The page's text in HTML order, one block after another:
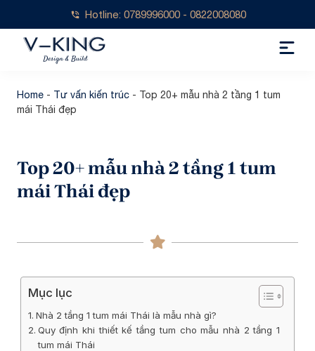
Hotline: 0789996000 - 0822008080
Home - Tư vấn kiến trúc - Top 20+ mẫu nhà 2 tầng 1 tum
mái Thái đẹp
Top 20+ mẫu nhà 2 tầng 1 tum
mái Thái đẹp
Mục lục
Nhà 2 tầng 1 tum mái Thái là mẫu nhà gì?
Quy định khi thiết kế tầng tum cho mẫu nhà 2 tầng 1
tum mái Thái